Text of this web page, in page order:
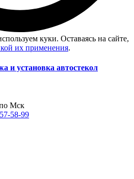
куки. Оставаясь на сайте,
их применения.
и установка автостекол
Мск
58-99